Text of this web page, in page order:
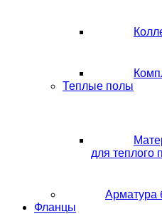
Теплые полы
для теплого
Арматура
Фланцы